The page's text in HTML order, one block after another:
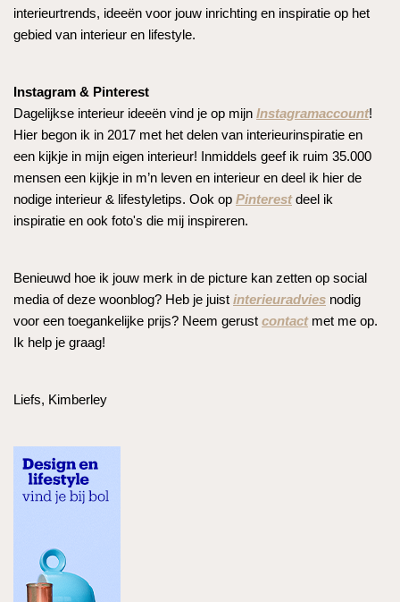
interieurtrends, ideeën voor jouw inrichting en inspiratie op het
gebied van interieur en lifestyle.
Instagram & Pinterest
Dagelijkse interieur ideeën vind je op mijn Instagramaccount!
Hier begon ik in 2017 met het delen van interieurinspiratie en
een kijkje in mijn eigen interieur! Inmiddels geef ik ruim 35.000
mensen een kijkje in m’n leven en interieur en deel ik hier de
nodige interieur & lifestyletips. Ook op Pinterestdeel ik
inspiratie en ook foto's die mij inspireren.
Benieuwd hoe ik jouw merk in de picture kan zetten op social
media of deze woonblog? Heb je juist interieuradvies nodig
voor een toegankelijke prijs? Neem gerust contactmet me op.
Ik help je graag!
Liefs, Kimberley